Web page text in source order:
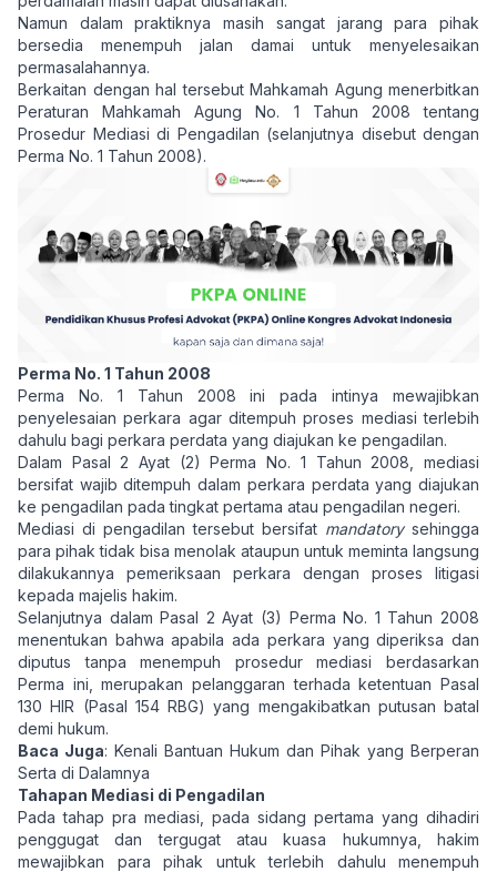
Namun dalam praktiknya masih sangat jarang para pihak
bersedia menempuh jalan damai untuk menyelesaikan
permasalahannya.
Berkaitan dengan hal tersebut Mahkamah Agung menerbitkan
Peraturan Mahkamah Agung No. 1 Tahun 2008 tentang
Prosedur Mediasi di Pengadilan (selanjutnya disebut dengan
Perma No. 1 Tahun 2008).
Perma No. 1 Tahun 2008
Perma No. 1 Tahun 2008 ini pada intinya mewajibkan
penyelesaian perkara agar ditempuh proses mediasi terlebih
dahulu bagi perkara perdata yang diajukan ke pengadilan.
Dalam Pasal 2 Ayat (2) Perma No. 1 Tahun 2008, mediasi
bersifat wajib ditempuh dalam perkara perdata yang diajukan
ke pengadilan pada tingkat pertama atau pengadilan negeri.
Mediasi di pengadilan tersebut bersifat mandatory sehingga
para pihak tidak bisa menolak ataupun untuk meminta langsung
dilakukannya pemeriksaan perkara dengan proses litigasi
kepada majelis hakim.
Selanjutnya dalam Pasal 2 Ayat (3) Perma No. 1 Tahun 2008
menentukan bahwa apabila ada perkara yang diperiksa dan
diputus tanpa menempuh prosedur mediasi berdasarkan
Perma ini, merupakan pelanggaran terhada ketentuan Pasal
130 HIR (Pasal 154 RBG) yang mengakibatkan putusan batal
demi hukum.
Baca Juga: Kenali Bantuan Hukum dan Pihak yang Berperan
Serta di Dalamnya
Tahapan Mediasi di Pengadilan
Pada tahap pra mediasi, pada sidang pertama yang dihadiri
penggugat dan tergugat atau kuasa hukumnya, hakim
mewajibkan para pihak untuk terlebih dahulu menempuh